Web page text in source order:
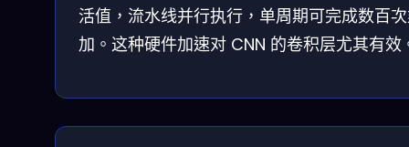
活值，流水线并行执行，单周期可完成数百
加。这种硬件加速对 CNN 的卷积层尤其有效